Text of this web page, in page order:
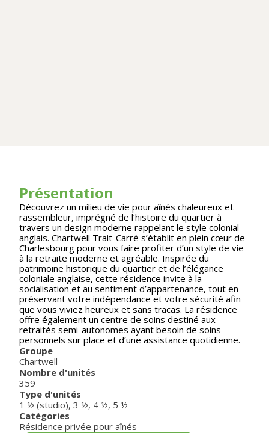
Présentation
Découvrez un milieu de vie pour aînés chaleureux et
rassembleur, imprégné de l’histoire du quartier à
travers un design moderne rappelant le style colonial
anglais. Chartwell Trait-Carré s’établit en plein cœur de
Charlesbourg pour vous faire profiter d’un style de vie
à la retraite moderne et agréable. Inspirée du
patrimoine historique du quartier et de l’élégance
coloniale anglaise, cette résidence invite à la
socialisation et au sentiment d’appartenance, tout en
préservant votre indépendance et votre sécurité afin
que vous viviez heureux et sans tracas. La résidence
offre également un centre de soins destiné aux
retraités semi-autonomes ayant besoin de soins
personnels sur place et d’une assistance quotidienne.
Groupe
Chartwell
Nombre d'unités
359
Type d'unités
1 ½ (studio), 3 ½, 4 ½, 5 ½
Catégories
Résidence privée pour aînés